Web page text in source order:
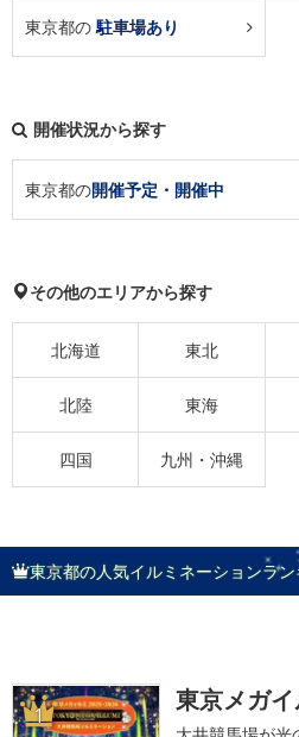
東京都の駐車場あり
開催状況から探す
東京都の開催予定・開催中
その他のエリアから探す
北海道 東北
北陸 東海
四国 九州・沖縄
東京都の人気イルミネーションラ
1 東京メガ